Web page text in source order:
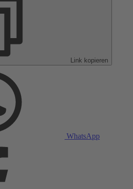
Link kopieren
WhatsApp